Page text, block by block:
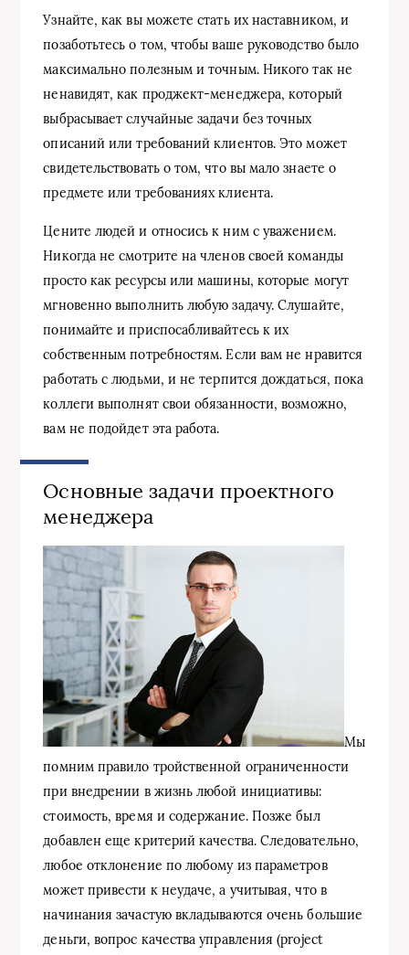
Узнайте, как вы можете стать их наставником, и
позаботьтесь о том, чтобы ваше руководство было
максимально полезным и точным. Никого так не
ненавидят, как проджект-менеджера, который
выбрасывает случайные задачи без точных
описаний или требований клиентов. Это может
свидетельствовать о том, что вы мало знаете о
предмете или требованиях клиента.
Цените людей и относись к ним с уважением.
Никогда не смотрите на членов своей команды
просто как ресурсы или машины, которые могут
мгновенно выполнить любую задачу. Слушайте,
понимайте и приспосабливайтесь к их
собственным потребностям. Если вам не нравится
работать с людьми, и не терпится дождаться, пока
коллеги выполнят свои обязанности, возможно,
вам не подойдет эта работа.
Основные задачи проектного
менеджера
Мы
помним правило тройственной ограниченности
при внедрении в жизнь любой инициативы:
стоимость, время и содержание. Позже был
добавлен еще критерий качества. Следовательно,
любое отклонение по любому из параметров
может привести к неудаче, а учитывая, что в
начинания зачастую вкладываются очень большие
деньги, вопрос качества управления (project